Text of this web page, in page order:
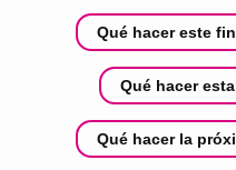
Qué hacer este
Qué hacer
Qué hacer la